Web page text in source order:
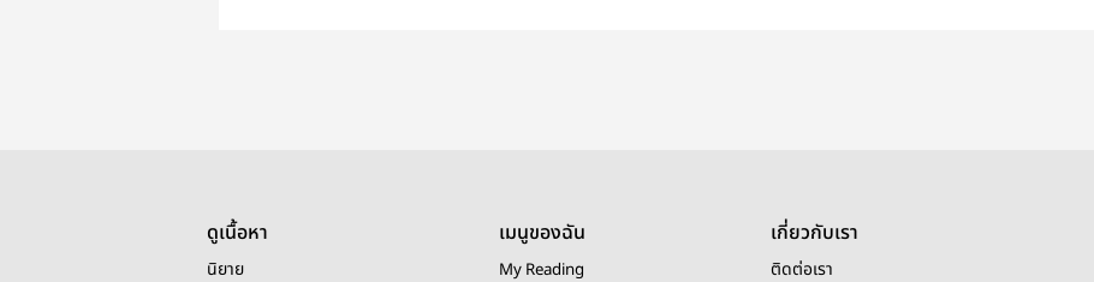
ดูเนื้อหา
นิยาย
เมนูของฉัน
My Reading
เกี่ยวกับเรา
ติดต่อเรา